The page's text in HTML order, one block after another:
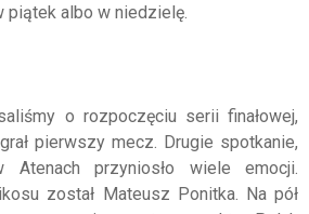
piątek albo w niedzielę.
o rozpoczęciu serii finałowej,
pierwszy mecz. Drugie spotkanie,
przyniosło wiele emocji.
został Mateusz Ponitka. Na pół